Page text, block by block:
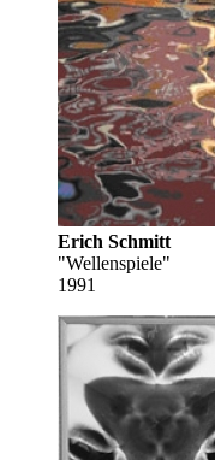
Erich Schmitt
"Wellenspiele"
1991